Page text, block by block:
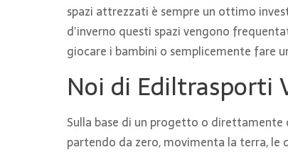
spazi attrezzati è sempre un ottimo
d’inverno questi spazi vengono
giocare i bambini o semplicemente fare
Noi di Ediltrasporti
Sulla base di un progetto o
partendo da zero, movimenta la terra,